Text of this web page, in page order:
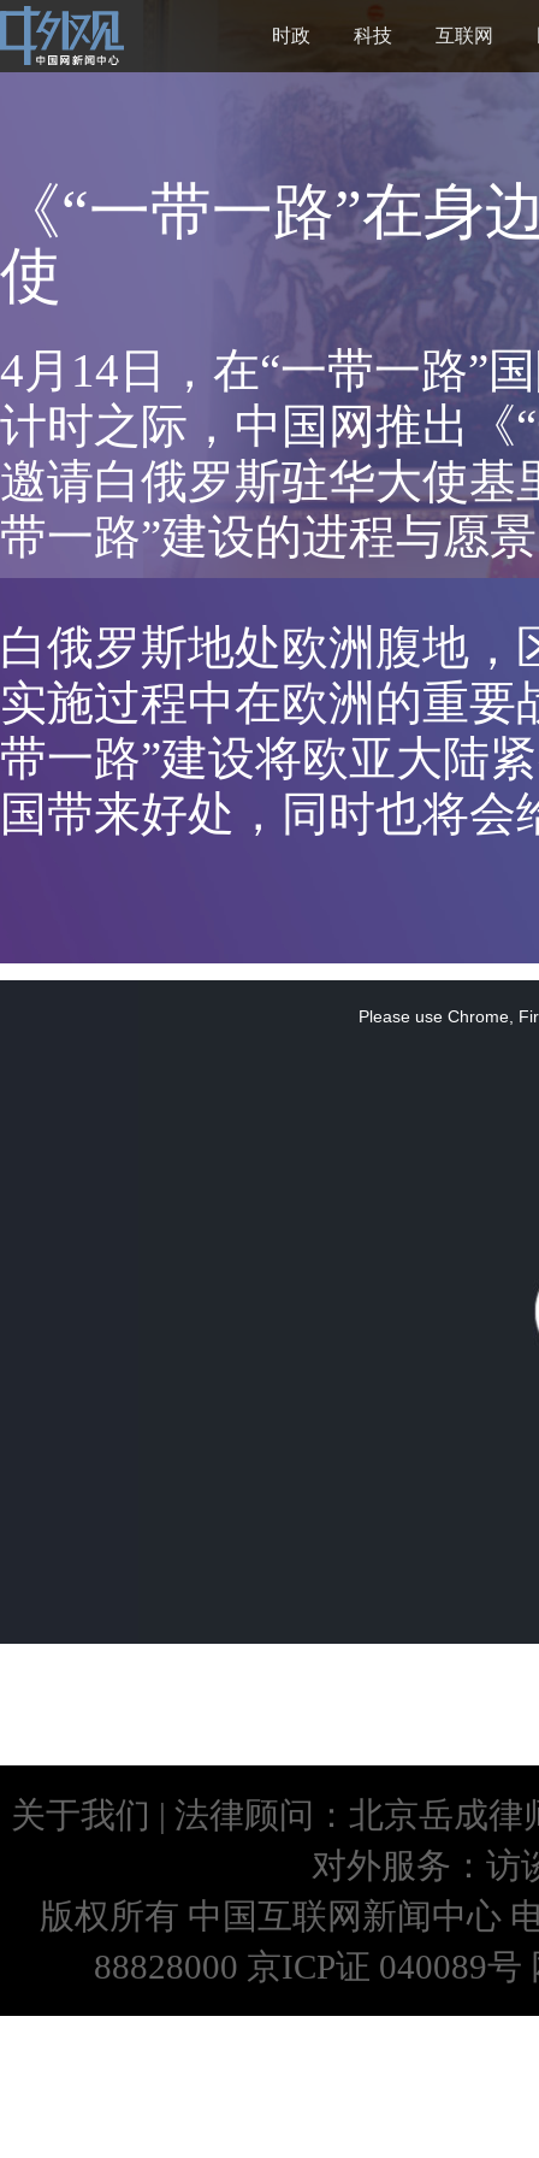
时政 科技 互联网
《“一带一路”在身
使
4月14日，在“一带一路”
计时之际，中国网推出《
邀请白俄罗斯驻华大使基
带一路”建设的进程与愿
白俄罗斯地处欧洲腹地，
实施过程中在欧洲的重要
带一路”建设将欧亚大陆
国带来好处，同时也将
Please use Chrome,
关于我们 | 法律顾问： 北京岳成律
对外服务： 访
版权所有 中国互联网新闻中心
88828000 京ICP证 040089